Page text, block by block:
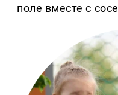
поле вместе с